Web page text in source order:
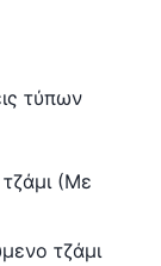
τύπων
(Με
τζάμι